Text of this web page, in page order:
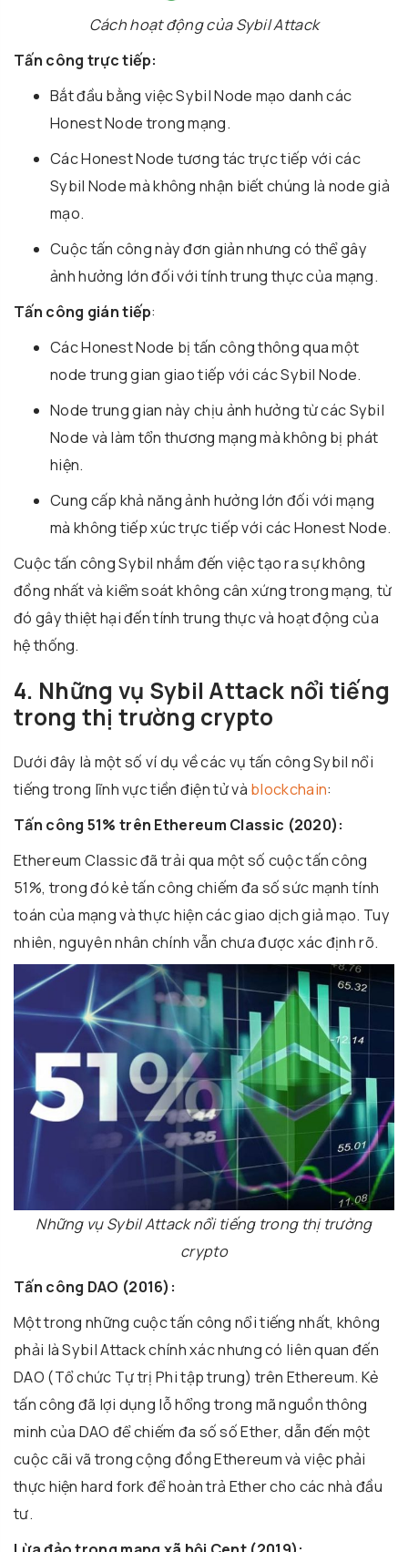
Cách hoạt động của Sybil Attack
Tấn công trực tiếp:
Bắt đầu bằng việc Sybil Node mạo danh các
Honest Node trong mạng.
Các Honest Node tương tác trực tiếp với các
Sybil Node mà không nhận biết chúng là node giả
mạo.
Cuộc tấn công này đơn giản nhưng có thể gây
ảnh hưởng lớn đối với tính trung thực của mạng.
Tấn công gián tiếp:
Các Honest Node bị tấn công thông qua một
node trung gian giao tiếp với các Sybil Node.
Node trung gian này chịu ảnh hưởng từ các Sybil
Node và làm tổn thương mạng mà không bị phát
hiện.
Cung cấp khả năng ảnh hưởng lớn đối với mạng
mà không tiếp xúc trực tiếp với các Honest Node.
Cuộc tấn công Sybil nhắm đến việc tạo ra sự không
đồng nhất và kiểm soát không cân xứng trong mạng, từ
đó gây thiệt hại đến tính trung thực và hoạt động của
hệ thống.
4. Những vụ Sybil Attack nổi tiếng
trong thị trường crypto
Dưới đây là một số ví dụ về các vụ tấn công Sybil nổi
tiếng trong lĩnh vực tiền điện tử và blockchain:
Tấn công 51% trên Ethereum Classic (2020):
Ethereum Classic đã trải qua một số cuộc tấn công
51%, trong đó kẻ tấn công chiếm đa số sức mạnh tính
toán của mạng và thực hiện các giao dịch giả mạo. Tuy
nhiên, nguyên nhân chính vẫn chưa được xác định rõ.
Những vụ Sybil Attack nổi tiếng trong thị trường
crypto
Tấn công DAO (2016):
Một trong những cuộc tấn công nổi tiếng nhất, không
phải là Sybil Attack chính xác nhưng có liên quan đến
DAO (Tổ chức Tự trị Phi tập trung) trên Ethereum. Kẻ
tấn công đã lợi dụng lỗ hổng trong mã nguồn thông
minh của DAO để chiếm đa số số Ether, dẫn đến một
cuộc cãi vã trong cộng đồng Ethereum và việc phải
thực hiện hard fork để hoàn trả Ether cho các nhà đầu
tư.